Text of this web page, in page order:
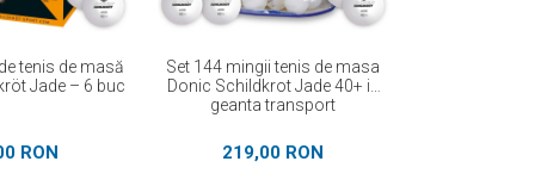
tenis de masă
Jade – 6 buc
RON
Set 144 mingii tenis de masa
Donic Schildkrot Jade 40+ in
geanta transport
219,00 RON